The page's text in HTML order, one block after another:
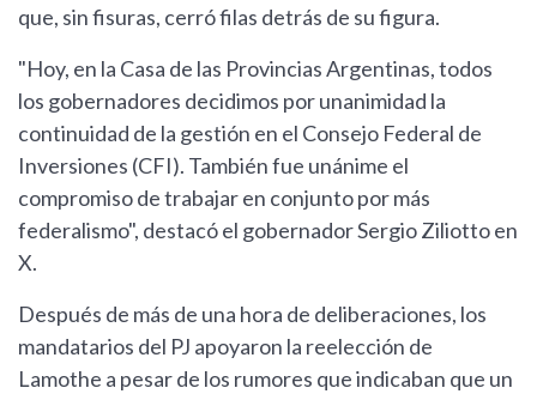
que, sin fisuras, cerró filas detrás de su figura.
"Hoy, en la Casa de las Provincias Argentinas, todos
los gobernadores decidimos por unanimidad la
continuidad de la gestión en el Consejo Federal de
Inversiones (CFI). También fue unánime el
compromiso de trabajar en conjunto por más
federalismo", destacó el gobernador Sergio Ziliotto en
X.
Después de más de una hora de deliberaciones, los
mandatarios del PJ apoyaron la reelección de
Lamothe a pesar de los rumores que indicaban que un